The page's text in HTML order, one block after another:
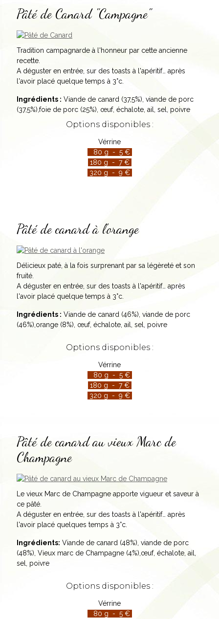
Pâté de Canard "Campagne"
Tradition campagnarde à l'honneur par cette ancienne
recette.
A déguster en entrée, sur des toasts à l'apéritif… après
l'avoir placé quelque temps à 3°c.
Ingrédients : Viande de canard (37,5%), viande de porc
(37,5%),foie de porc (25%), œuf, échalote, ail, sel, poivre
Options disponibles :
Vérrine
80 g - 5 €
180 g - 7 €
320 g - 9 €
Pâté de canard à l'orange
Délicieux paté, à la fois surprenant par sa légèreté et son
fruité.
A déguster en entrée, sur des toasts à l'apéritif… après
l'avoir placé quelque temps à 3°c.
Ingrédients : Viande de canard (46%), viande de porc
(46%),orange (8%), œuf, échalote, ail, sel, poivre
Options disponibles :
Vérrine
80 g - 5 €
180 g - 7 €
320 g - 9 €
Pâté de canard au vieux Marc de
Champagne
Le vieux Marc de Champagne apporte vigueur et saveur à
ce pâté.
A déguster en entrée, sur des toasts à l'apéritif… après
l'avoir placé quelques temps à 3°c.
Ingrédients: Viande de canard (48%), viande de porc
(48%), Vieux marc de Champagne (4%),œuf, échalote, ail,
sel, poivre
Options disponibles :
Vérrine
80 g - 5 €